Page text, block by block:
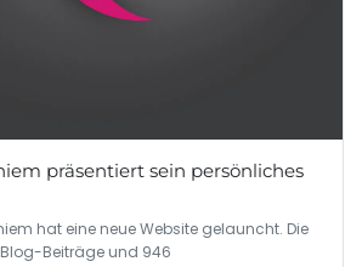
präsentiert sein persönliches
hat eine neue Website gelauncht. Die
Beiträge und 946